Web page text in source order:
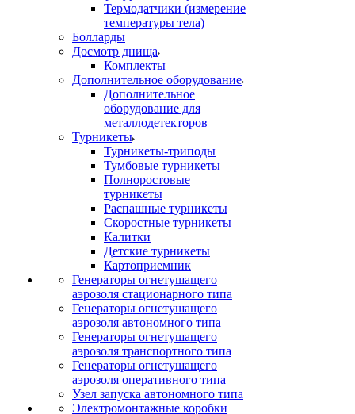
Термодатчики (измерение
температуры тела)
Болларды
Досмотр днища
Комплекты
Дополнительное оборудование
Дополнительное
оборудование для
металлодетекторов
Турникеты
Турникеты-триподы
Тумбовые турникеты
Полноростовые
турникеты
Распашные турникеты
Скоростные турникеты
Калитки
Детские турникеты
Картоприемник
Генераторы огнетушащего
аэрозоля стационарного типа
Генераторы огнетушащего
аэрозоля автономного типа
Генераторы огнетушащего
аэрозоля транспортного типа
Генераторы огнетушащего
аэрозоля оперативного типа
Узел запуска автономного типа
Электромонтажные коробки